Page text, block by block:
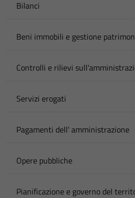
Bilanci
Beni immobili e gestione
Controlli e rilievi
Servizi erogati
Pagamenti dell' amministrazione
Opere pubbliche
Pianificazione e governo del